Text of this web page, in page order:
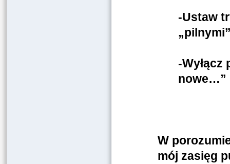
-Ustaw
-Wyłącz
nowe…”
W
mój zasięg